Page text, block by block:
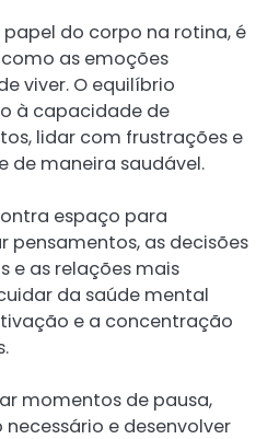
do corpo na rotina, é
as emoções
viver. O equilíbrio
à capacidade de
lidar com frustrações e
de maneira saudável.
espaço para
pensamentos, as decisões
e as relações mais
da saúde mental
e a concentração
momentos de pausa,
e desenvolver